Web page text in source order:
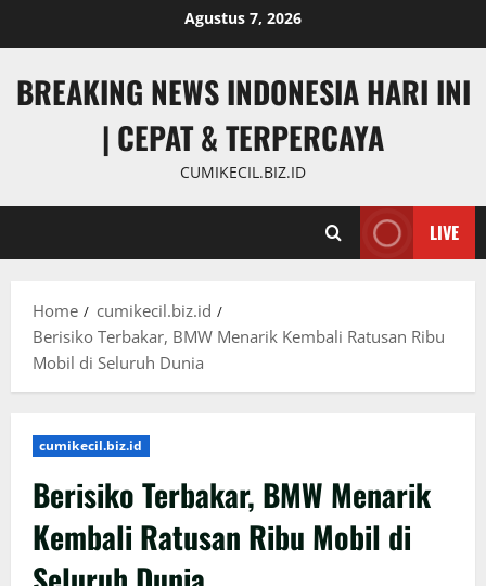
Agustus 7, 2026
BREAKING NEWS INDONESIA HARI INI
| CEPAT & TERPERCAYA
CUMIKECIL.BIZ.ID
LIVE
Home
cumikecil.biz.id
Berisiko Terbakar, BMW Menarik Kembali Ratusan Ribu
Mobil di Seluruh Dunia
cumikecil.biz.id
Berisiko Terbakar, BMW Menarik
Kembali Ratusan Ribu Mobil di